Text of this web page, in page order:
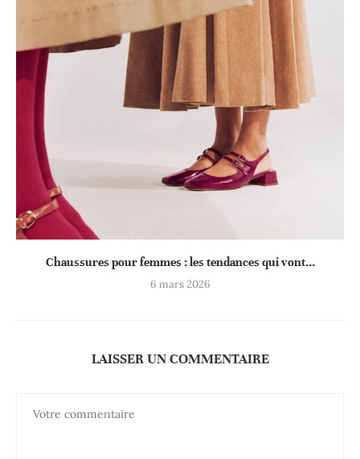
Chaussures pour femmes : les tendances qui vont...
6 mars 2026
LAISSER UN COMMENTAIRE